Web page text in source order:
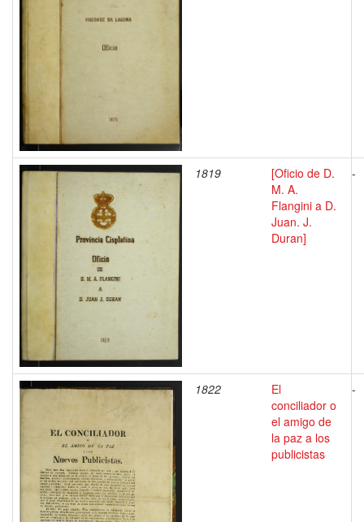
1819
[Oficio de D.
M. A.
Flangini a D.
Juan. J.
Duran]
-
1822
El
conciliador o
el amigo de
la paz a los
publicistas
-